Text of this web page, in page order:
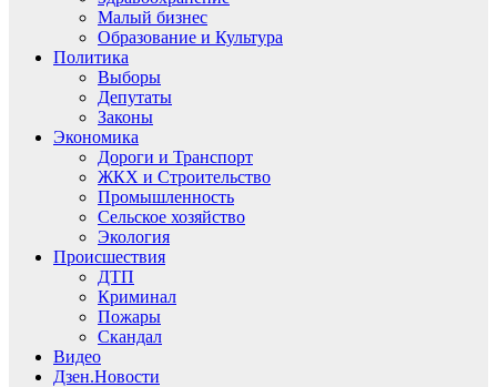
Малый бизнес
Образование и Культура
Политика
Выборы
Депутаты
Законы
Экономика
Дороги и Транспорт
ЖКХ и Строительство
Промышленность
Сельское хозяйство
Экология
Происшествия
ДТП
Криминал
Пожары
Скандал
Видео
Дзен.Новости